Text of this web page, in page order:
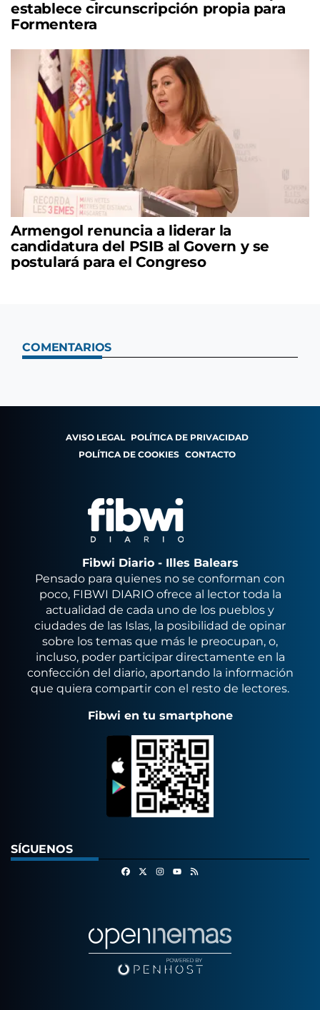
establece circunscripción propia para
Formentera
Armengol renuncia a liderar la
candidatura del PSIB al Govern y se
postulará para el Congreso
COMENTARIOS
AVISO LEGAL POLÍTICA DE PRIVACIDAD
POLÍTICA DE COOKIES CONTACTO
Fibwi Diario - Illes Balears
Pensado para quienes no se conforman con
poco, FIBWI DIARIO ofrece al lector toda la
actualidad de cada uno de los pueblos y
ciudades de las Islas, la posibilidad de opinar
sobre los temas que más le preocupan, o,
incluso, poder participar directamente en la
confección del diario, aportando la información
que quiera compartir con el resto de lectores.
Fibwi en tu smartphone
SÍGUENOS
FacebookInstagram